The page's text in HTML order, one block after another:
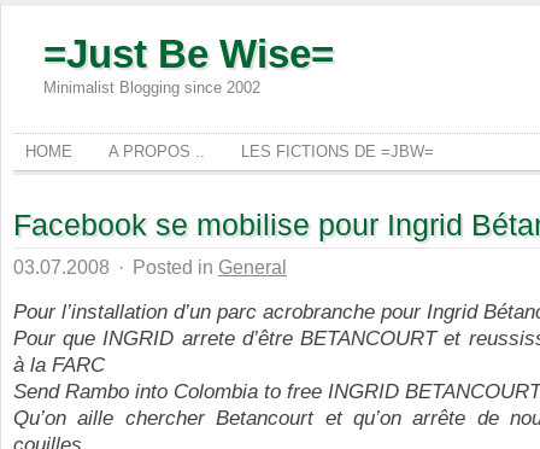
=Just Be Wise=
Minimalist Blogging since 2002
HOME A PROPOS .. LES FICTIONS DE =JBW=
Facebook se mobilise pour Ingrid
03.07.2008 · Posted in General
Pour l’installation d’un parc acrobranche pour Ingrid
Pour que INGRID arrete d’être BETANCOURT et
à la FARC
Send Rambo into Colombia to free INGRID BETANCOURT
Qu’on aille chercher Betancourt et qu’on arrête de
couilles